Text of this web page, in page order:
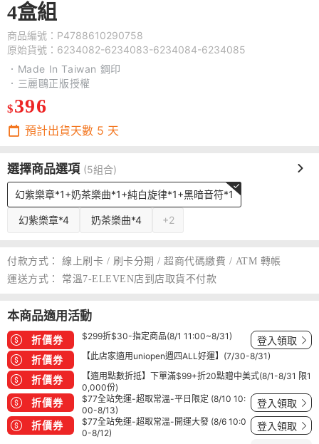
4盒組
商品編號：P4788610290758
原始貨號：6234082-6234083-6234084-6234085
．Made In Taiwan 鋼印
．三麗鷗正版授權
$396
預計出貨天數 5 天
選擇商品選項 (5組合)
幻紫樂章*1+奶茶樂曲*1+純白旋律*1+黑暗音符*1
幻紫樂章*4 奶茶樂曲*4 +2
付款方式：
線上刷卡 / 刷卡分期 / 超商代碼繳費 / ATM 轉帳
運送方式：
常溫7-ELEVEN店到店取貨不付款
本商品適用活動
折價券 $299折$30-指定商品(8/1 11:00~8/31) 登入領取
折價券 【此店家適用uniopen週四ALL好運】(7/30-8/31)
折價券
【適用點數折抵】下單滿$99+折20點贈中美式(8/1-8/31 限1
0,000份)
折價券
$77全站免運-超取常溫-平日限定 (8/10 10:
00-8/13)
登入領取
折價券
$77全站免運-超取常溫-開運大發 (8/6 10:0
0-8/12)
登入領取